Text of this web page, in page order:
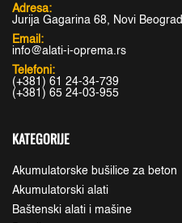
Adresa:
Jurija Gagarina 68, Novi Beograd
Email:
info@alati-i-oprema.rs
Telefoni:
(+381) 61 24-34-739
(+381) 65 24-03-955
KATEGORIJE
Akumulatorske bušilice za beton
Akumulatorski alati
Baštenski alati i mašine